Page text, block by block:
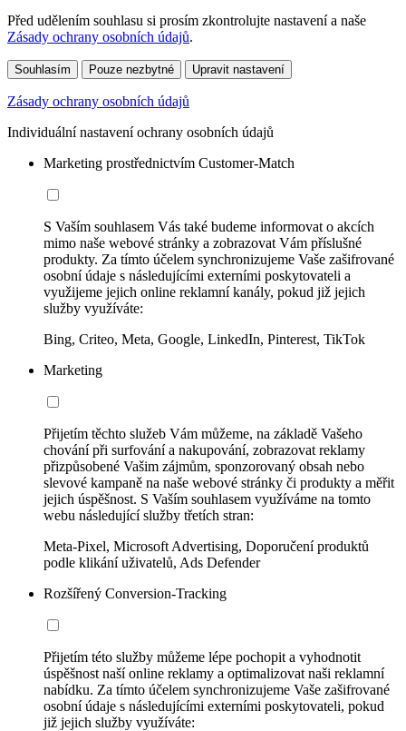
Před udělením souhlasu si prosím zkontrolujte nastavení a naše
Zásady ochrany osobních údajů.
Souhlasím Pouze nezbytné Upravit nastavení
Zásady ochrany osobních údajů
Individuální nastavení ochrany osobních údajů
Marketing prostřednictvím Customer-Match
S Vaším souhlasem Vás také budeme informovat o akcích
mimo naše webové stránky a zobrazovat Vám příslušné
produkty. Za tímto účelem synchronizujeme Vaše zašifrované
osobní údaje s následujícími externími poskytovateli a
využijeme jejich online reklamní kanály, pokud již jejich
služby využíváte:
Bing, Criteo, Meta, Google, LinkedIn, Pinterest, TikTok
Marketing
Přijetím těchto služeb Vám můžeme, na základě Vašeho
chování při surfování a nakupování, zobrazovat reklamy
přizpůsobené Vašim zájmům, sponzorovaný obsah nebo
slevové kampaně na naše webové stránky či produkty a měřit
jejich úspěšnost. S Vaším souhlasem využíváme na tomto
webu následující služby třetích stran:
Meta-Pixel, Microsoft Advertising, Doporučení produktů
podle klikání uživatelů, Ads Defender
Rozšířený Conversion-Tracking
Přijetím této služby můžeme lépe pochopit a vyhodnotit
úspěšnost naší online reklamy a optimalizovat naši reklamní
nabídku. Za tímto účelem synchronizujeme Vaše zašifrované
osobní údaje s následujícími externími poskytovateli, pokud
již jejich služby využíváte: